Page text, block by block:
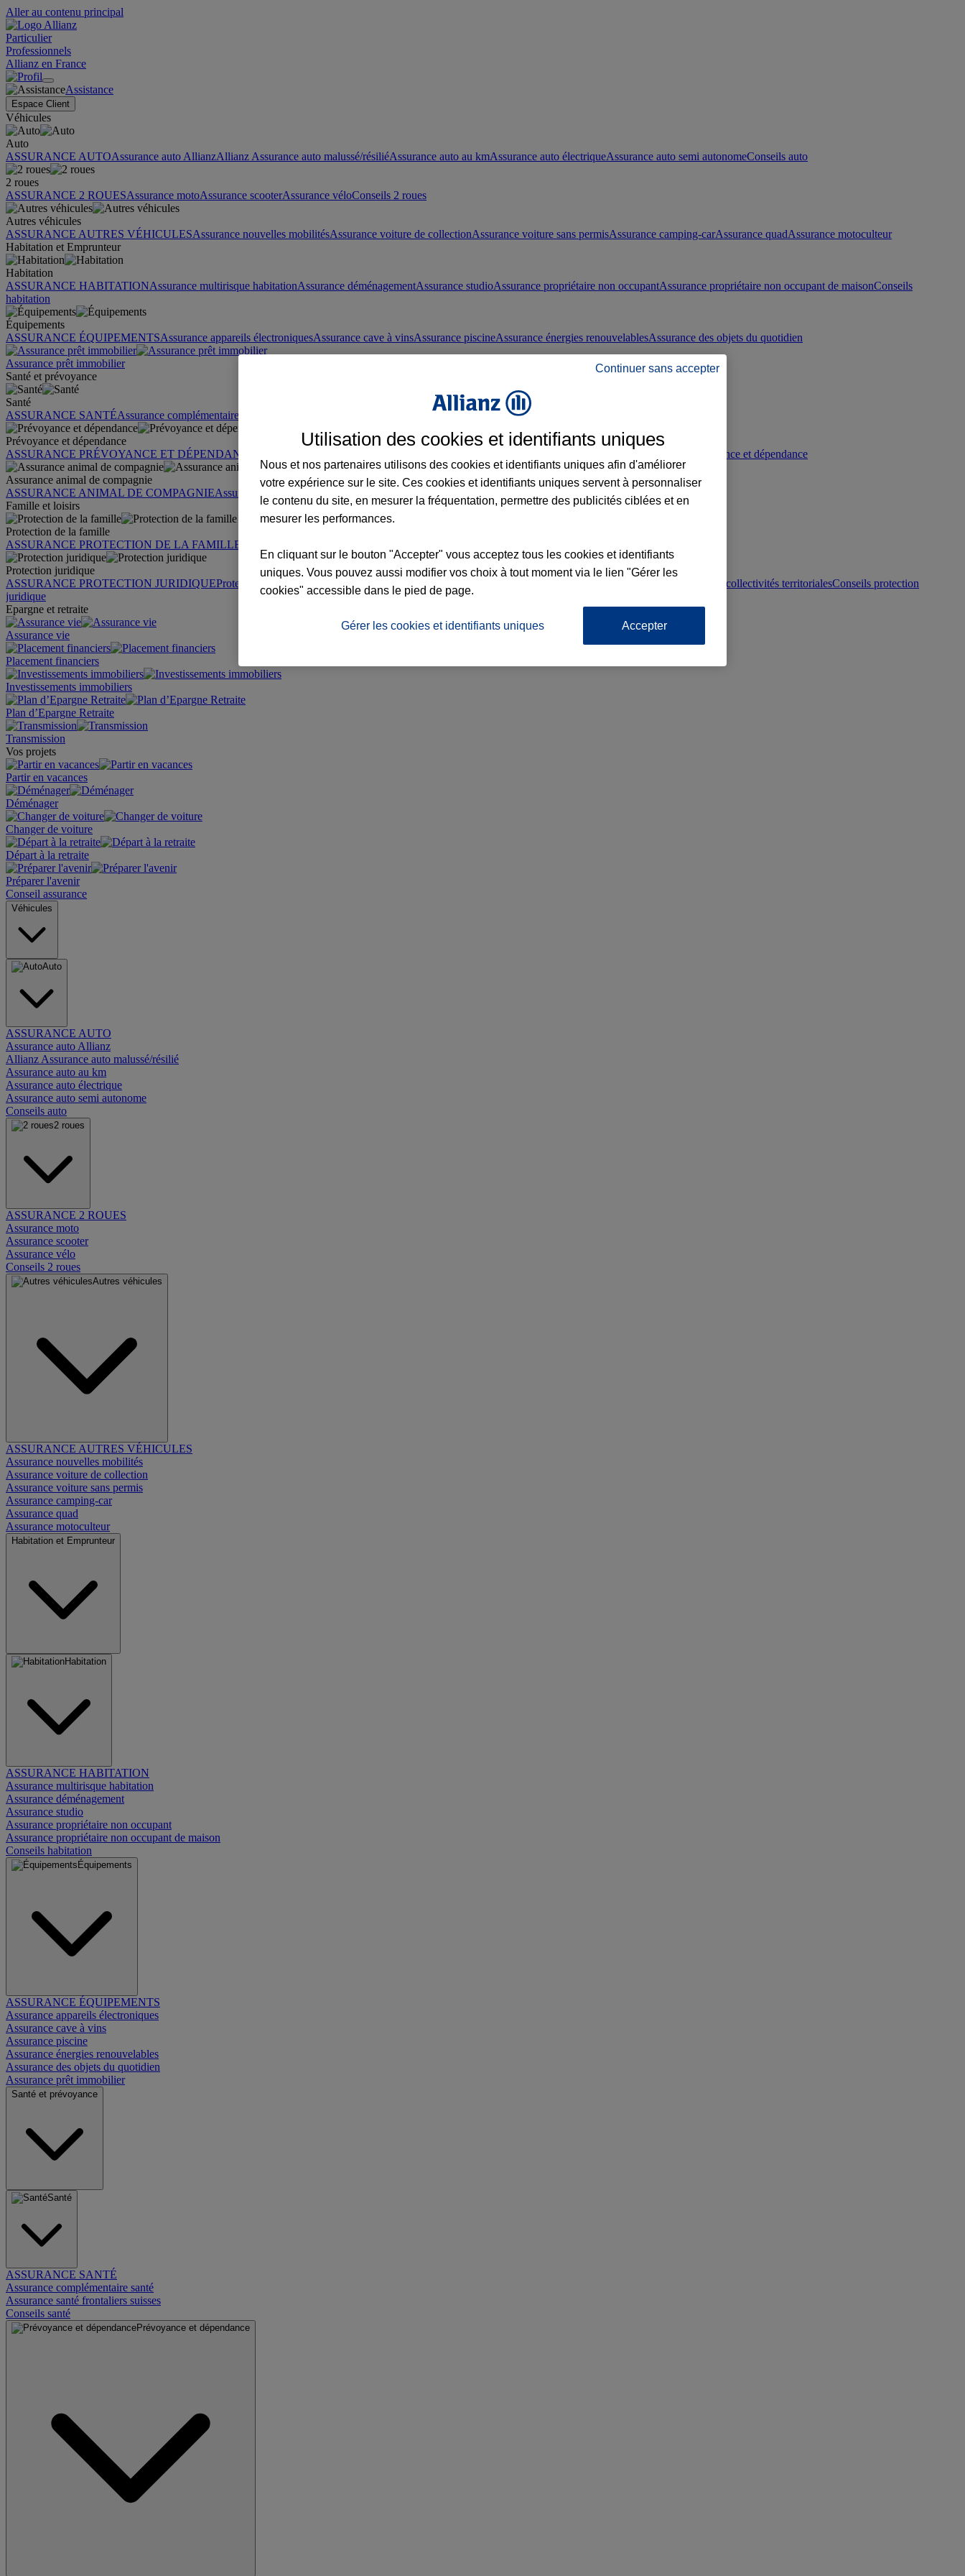
Aller au contenu principal
Particulier
Professionnels
Allianz en France
Assistance
Espace Client
Véhicules
Auto
ASSURANCE AUTOAssurance auto AllianzAllianz Assurance auto malussé/résiliéAssurance auto au kmAssurance auto électriqueAssurance auto semi autonomeConseils auto
2 roues
ASSURANCE 2 ROUESAssurance motoAssurance scooterAssurance véloConseils 2 roues
Autres véhicules
ASSURANCE AUTRES VÉHICULESAssurance nouvelles mobilitésAssurance voiture de collectionAssurance voiture sans permisAssurance camping-carAssurance quadAssurance motoculteur
Habitation et Emprunteur
Habitation
ASSURANCE HABITATIONAssurance multirisque habitationAssurance déménagementAssurance studioAssurance propriétaire non occupantAssurance propriétaire non occupant de maisonConseils
habitation
Équipements
ASSURANCE ÉQUIPEMENTSAssurance appareils électroniquesAssurance cave à vinsAssurance piscineAssurance énergies renouvelablesAssurance des objets du quotidien
Assurance prêt immobilier
Santé et prévoyance
Santé
ASSURANCE SANTÉAssurance complémentaire santé Conseils santé
Prévoyance et dépendance
ASSURANCE PRÉVOYANCE ET DÉPENDANCE
Conseils prévoyance et dépendance
Assurance animal de compagnie
ASSURANCE ANIMAL DE COMPAGNIEAssurance chien Assurance chat
Conseils animal de compagnie
Famille et loisirs
Protection de la famille
ASSURANCE PROTECTION DE LA FAMILLE
Protection juridique
ASSURANCE PROTECTION JURIDIQUEProtection juridique particuliers Protection juridique immobilière Protection juridique collectivités territorialesConseils protection
juridique
Epargne et retraite
Assurance vie
Placement financiers
Investissements immobiliers
Plan d’Epargne Retraite
Transmission
Vos projets
Partir en vacances
Déménager
Changer de voiture
Départ à la retraite
Préparer l'avenir
Conseil assurance
Véhicules
Auto
ASSURANCE AUTO
Assurance auto Allianz
Allianz Assurance auto malussé/résilié
Assurance auto au km
Assurance auto électrique
Assurance auto semi autonome
Conseils auto
2 roues
ASSURANCE 2 ROUES
Assurance moto
Assurance scooter
Assurance vélo
Conseils 2 roues
Autres véhicules
ASSURANCE AUTRES VÉHICULES
Assurance nouvelles mobilités
Assurance voiture de collection
Assurance voiture sans permis
Assurance camping-car
Assurance quad
Assurance motoculteur
Habitation et Emprunteur
Habitation
ASSURANCE HABITATION
Assurance multirisque habitation
Assurance déménagement
Assurance studio
Assurance propriétaire non occupant
Assurance propriétaire non occupant de maison
Conseils habitation
Équipements
ASSURANCE ÉQUIPEMENTS
Assurance appareils électroniques
Assurance cave à vins
Assurance piscine
Assurance énergies renouvelables
Assurance des objets du quotidien
Assurance prêt immobilier
Santé et prévoyance
Santé
ASSURANCE SANTÉ
Assurance complémentaire santé
Assurance santé frontaliers suisses
Conseils santé
Prévoyance et dépendance
Continuer sans accepter
Utilisation des cookies et identifiants uniques
Nous et nos partenaires utilisons des cookies et identifiants uniques afin d'améliorer
votre expérience sur le site. Ces cookies et identifiants uniques servent à personnaliser
le contenu du site, en mesurer la fréquentation, permettre des publicités ciblées et en
mesurer les performances.
En cliquant sur le bouton "Accepter" vous acceptez tous les cookies et identifiants
uniques. Vous pouvez aussi modifier vos choix à tout moment via le lien "Gérer les
cookies" accessible dans le pied de page.
Gérer les cookies et identifiants uniques Accepter